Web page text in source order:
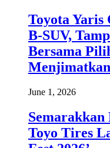
Toyota Yaris
B-SUV,
Bersama
Menjimatkan
June 1, 2026
Semarakkan
Toyo Tires